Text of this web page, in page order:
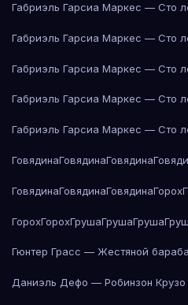
Габриэль Гарсиа Маркес — Сто
Габриэль Гарсиа Маркес — Сто
Габриэль Гарсиа Маркес — Сто
Габриэль Гарсиа Маркес — Сто
Габриэль Гарсиа Маркес — Сто
ГовядинаГовядинаГовядина
ГовядинаГовядинаГовядинаГорох
ГорохГорохГрушаГрушаГруша
Гюнтер Грасс — Жестяной
Даниэль Дефо — Робинзон Крузо